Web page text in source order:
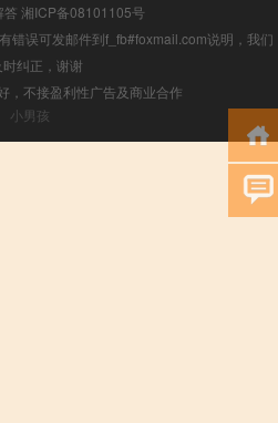
答 湘ICP备08101105号
错误可发邮件到f_fb#foxmail.com说明，我们
时纠正，谢谢
，不接盈利性广告及商业合作
小男孩